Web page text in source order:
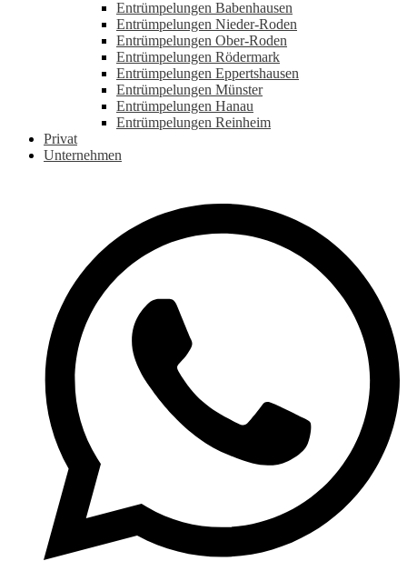
Entrümpelungen Babenhausen
Entrümpelungen Nieder-Roden
Entrümpelungen Ober-Roden
Entrümpelungen Rödermark
Entrümpelungen Eppertshausen
Entrümpelungen Münster
Entrümpelungen Hanau
Entrümpelungen Reinheim
Privat
Unternehmen